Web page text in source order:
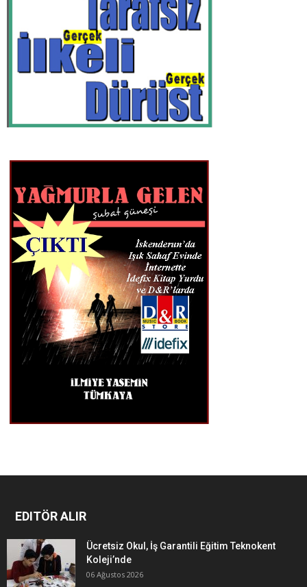
EDITÖR ALIR
Ücretsiz Okul, İş Garantili Eğitim Teknokent
Koleji’nde
06 Ağustos 2026